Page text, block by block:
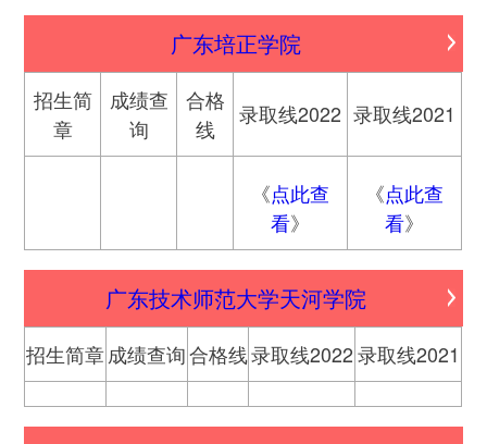
广东培正学院
招生简
章
成绩查
询
合格
线
录取线2022 录取线2021
《点此查
看》
《点此查
看》
广东技术师范大学天河学院
招生简章成绩查询合格线录取线2022录取线2021